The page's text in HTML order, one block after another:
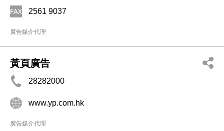
2561 9037
廣告媒介代理
黃頁廣告
28282000
www.yp.com.hk
廣告媒介代理